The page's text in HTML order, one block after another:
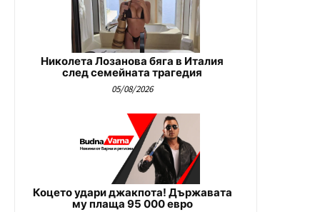
Николета Лозанова бяга в Италия
след семейната трагедия
05/08/2026
Коцето удари джакпота! Държавата
му плаща 95 000 евро